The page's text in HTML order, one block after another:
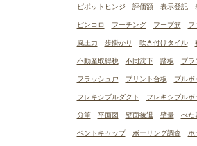
ピポットヒンジ 評価額 表示登記
ピンコロ フーチング フープ筋 フ
風圧力 歩掛かり 吹き付けタイル
不動産取得税 不同沈下 踏板 プラ
フラッシュ戸 プリント合板 プルボ
フレキシブルダクト フレキシブルボ
分筆 平面図 壁面後退 壁量 べた
ベントキャップ ボーリング調査 ホ